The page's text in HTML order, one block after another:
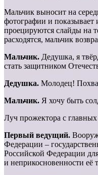
Мальчик выносит на
фотографии и показывает
проецируются слайды на
расходятся, мальчик
Мальчик. Дедушка, я
стать защитником
Дедушка. Молодец!
Мальчик. Я хочу быть
Луч прожектора с
Первый ведущий.
Федерации –
Российской Федерации
и неприкосновенности её